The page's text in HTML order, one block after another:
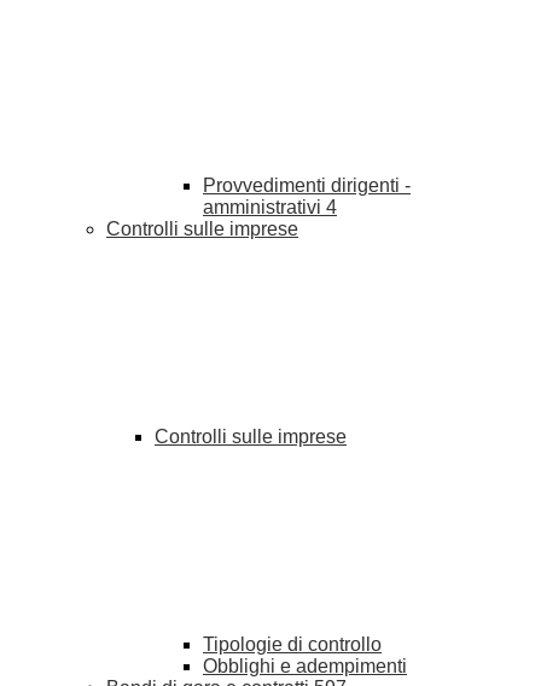
Provvedimenti dirigenti -
amministrativi 4
Controlli sulle imprese
Controlli sulle imprese
Tipologie di controllo
Obblighi e adempimenti